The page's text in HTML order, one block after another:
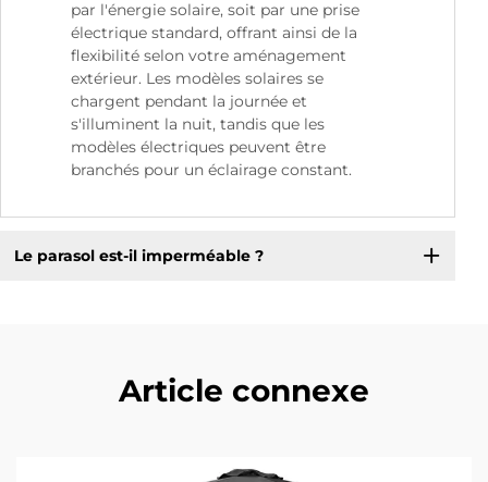
par l'énergie solaire, soit par une prise
électrique standard, offrant ainsi de la
flexibilité selon votre aménagement
extérieur. Les modèles solaires se
chargent pendant la journée et
s'illuminent la nuit, tandis que les
modèles électriques peuvent être
branchés pour un éclairage constant.
Le parasol est-il imperméable ?
Article connexe